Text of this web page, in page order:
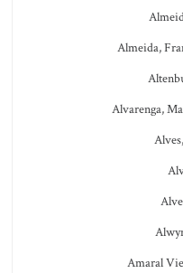
Almeida,
Alvarenga,
Amaral